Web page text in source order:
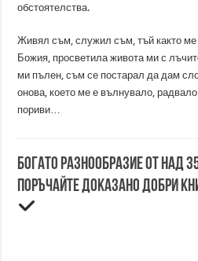
обстоятелства.
Живял съм, служил съм, тъй както
Божия, просветила живота ми с
ми пълен, съм се постарал да дам
онова, което ме е вълнувало,
пориви…
Богато разнообразие от над
Поръчайте доказано добри